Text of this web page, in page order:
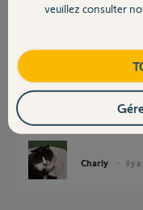
Contact
Vous êtes sur un forum
Il faudra contacter le
Bonne soirée à vous et
Charly il y
veuillez consulter